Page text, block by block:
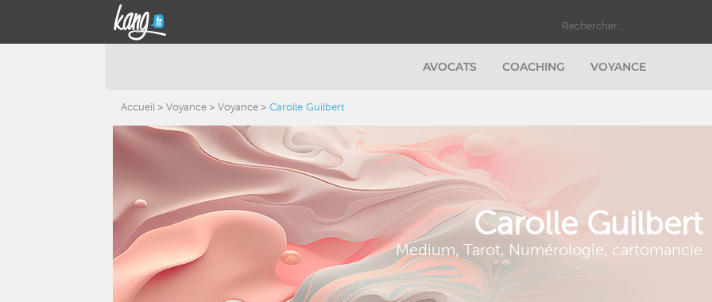
AVOCATS COACHING VOYANCE
Accueil Voyance Voyance Carolle Guilbert
Carolle Guilbert
Medium, Tarot, Numérologie, cartomancie